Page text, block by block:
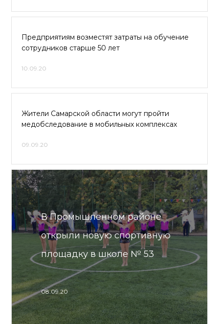
Предприятиям возместят затраты на обучение
сотрудников старше 50 лет
10.09.20
Жители Самарской области могут пройти
медобследование в мобильных комплексах
09.09.20
В Промышленном районе
открыли новую спортивную
площадку в школе № 53
08.09.20